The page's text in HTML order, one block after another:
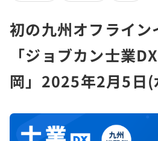
初の九州オフライン
「ジョブカン士業
岡」2025年2月5日(